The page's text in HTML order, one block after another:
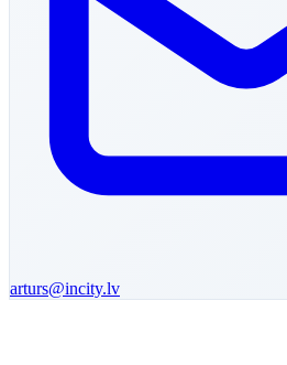
arturs@incity.lv